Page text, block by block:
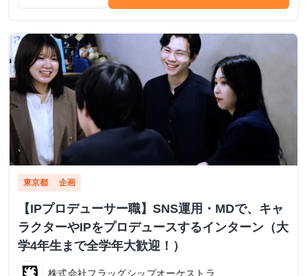
東京都 企画
【IPプロデューサー職】SNS運用・MDで、キャ
ラクターやIPをプロデュースするインターン（大
学4年生まで全学年大歓迎！）
株式会社フラッグシップオーケストラ